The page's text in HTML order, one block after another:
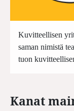
Kuvitteellisen
saman nimistä
tuon
Kanat